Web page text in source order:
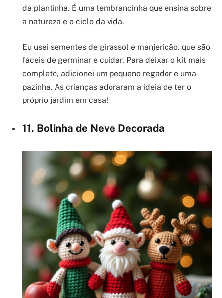
da plantinha. É uma lembrancinha que ensina sobre
a natureza e o ciclo da vida.
Eu usei sementes de girassol e manjericão, que são
fáceis de germinar e cuidar. Para deixar o kit mais
completo, adicionei um pequeno regador e uma
pazinha. As crianças adoraram a ideia de ter o
próprio jardim em casa!
11. Bolinha de Neve Decorada